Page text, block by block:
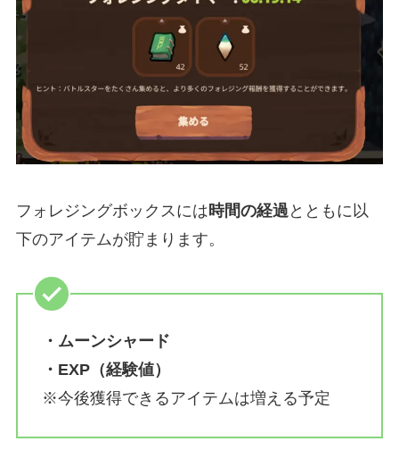
フォレジングボックスには 時間の経過 とともに以
下のアイテムが貯まります。
・ムーンシャード
・EXP（経験値）
※今後獲得できるアイテムは増える予定